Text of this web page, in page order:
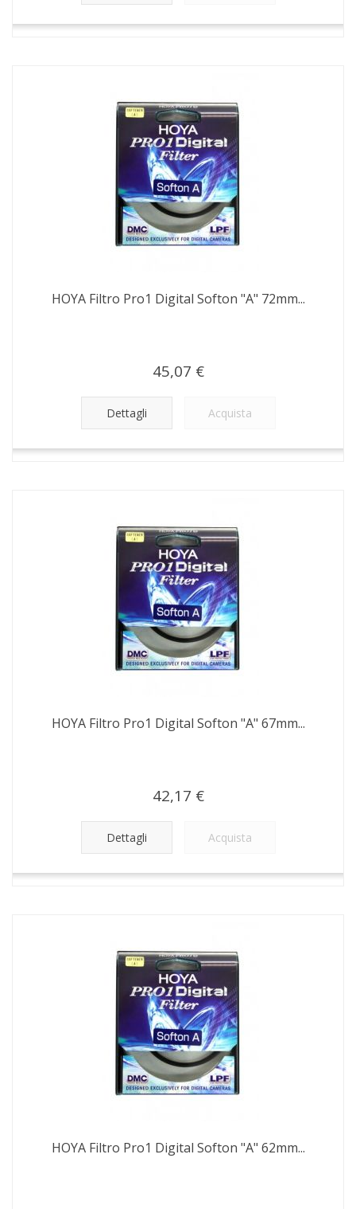
HOYA Filtro Pro1 Digital Softon "A" 72mm...
45,07 €
Dettagli Acquista
HOYA Filtro Pro1 Digital Softon "A" 67mm...
42,17 €
Dettagli Acquista
HOYA Filtro Pro1 Digital Softon "A" 62mm...